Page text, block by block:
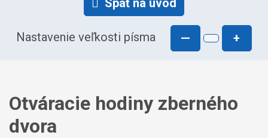
Späť na úvod
Nastavenie veľkosti písma — +
Otváracie hodiny zberného
dvora